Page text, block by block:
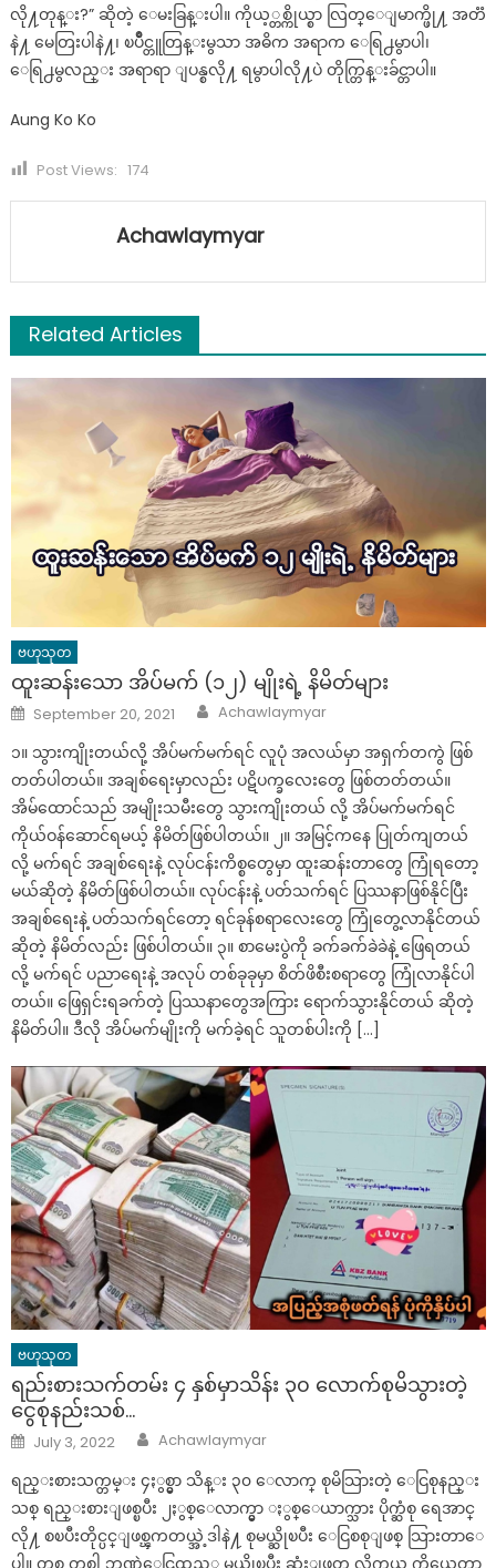
လို႔တုန္း?” ဆိုတဲ့ ေမးခြန္းပါ။ ကိုယ့္တစ္ကိုယ္စာ လြတ္ေျမာက္ဖို႔ အတၱ
နဲ႔ မေတြးပါနဲ႔၊ ၿပိဳင္တူတြန္းမွသာ အဓိက အရာက ေရြ႕မွာပါ၊
ေရြ႕မွလည္း အရာရာ ျပန္စလို႔ ရမွာပါလို႔ပဲ တိုက္တြန္းခ်င္တာပါ။
Aung Ko Ko
Post Views: 174
Achawlaymyar
Related Articles
ဗဟုသုတ
ထူးဆန်းသော အိပ်မက် (၁၂) မျိုးရဲ့ နိမိတ်များ
Posted
on
September 20, 2021 Author
Achawlaymyar
၁။ သွားကျိုးတယ်လို့ အိပ်မက်မက်ရင် လူပုံ အလယ်မှာ အရှက်တကွဲ ဖြစ်
တတ်ပါတယ်။ အချစ်ရေးမှာလည်း ပဋိပက္ခလေးတွေ ဖြစ်တတ်တယ်။
အိမ်ထောင်သည် အမျိုးသမီးတွေ သွားကျိုးတယ် လို့ အိပ်မက်မက်ရင်
ကိုယ်ဝန်ဆောင်ရမယ့် နိမိတ်ဖြစ်ပါတယ်။ ၂။ အမြင့်ကနေ ပြုတ်ကျတယ်
လို့ မက်ရင် အချစ်ရေးနဲ့ လုပ်ငန်းကိစ္စတွေမှာ ထူးဆန်းတာတွေ ကြုံရတော့
မယ်ဆိုတဲ့ နိမိတ်ဖြစ်ပါတယ်။ လုပ်ငန်းနဲ့ ပတ်သက်ရင် ပြဿနာဖြစ်နိုင်ပြီး
အချစ်ရေးနဲ့ ပတ်သက်ရင်တော့ ရင်ခုန်စရာလေးတွေ ကြုံတွေ့လာနိုင်တယ်
ဆိုတဲ့ နိမိတ်လည်း ဖြစ်ပါတယ်။ ၃။ စာမေးပွဲကို ခက်ခက်ခဲခဲနဲ့ ဖြေရတယ်
လို့ မက်ရင် ပညာရေးနဲ့ အလုပ် တစ်ခုခုမှာ စိတ်ဖိစီးစရာတွေ ကြုံလာနိုင်ပါ
တယ်။ ဖြေရှင်းရခက်တဲ့ ပြဿနာတွေအကြား ရောက်သွားနိုင်တယ် ဆိုတဲ့
နိမိတ်ပါ။ ဒီလို အိပ်မက်မျိုးကို မက်ခဲ့ရင် သူတစ်ပါးကို […]
ဗဟုသုတ
ရည်းစားသက်တမ်း ၄ နှစ်မှာသိန်း ၃၀ လောက်စုမိသွားတဲ့
ငွေစုနည်းသစ်…
Posted
on
July 3, 2022 Author
Achawlaymyar
ရည္းစားသက္တမ္း ၄ႏွစ္မွာ သိန္း ၃၀ ေလာက္ စုမိသြားတဲ့ ေငြစုနည္း
သစ္ ရည္းစားျဖစ္ၿပီး ၂ႏွစ္ေလာက္မွာ ႏွစ္ေယာက္သား ပိုက္ဆံစု ရေအာင္
လို႔ စၿပီးတိုင္ပင္ျဖစ္ၾကတယ္အဲ့ဒါနဲ႔ စုမယ္ဆိုၿပီး ေငြစစုျဖစ္ သြားတာေ
ပ့ါ။ တစ္လ တစ္ခါ ဘဏ္ထဲေငြထည့္ မယ္ဆိုၿပီး ဆုံးျဖတ္ လိုက္တယ္ ကိုယ္ကေတာ့